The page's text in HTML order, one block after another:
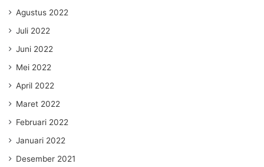
Agustus 2022
Juli 2022
Juni 2022
Mei 2022
April 2022
Maret 2022
Februari 2022
Januari 2022
Desember 2021